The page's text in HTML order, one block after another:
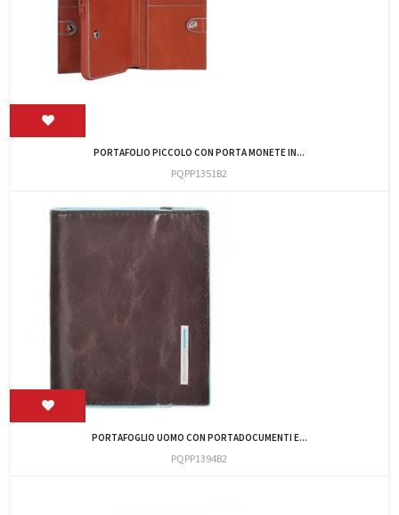
PORTAFOLIO PICCOLO CON PORTA MONETE IN...
PQPP1351B2
PORTAFOGLIO UOMO CON PORTADOCUMENTI E...
PQPP1394B2